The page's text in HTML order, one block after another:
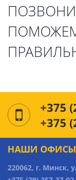
+375
+375
НАШИ
220062, г. Минск,